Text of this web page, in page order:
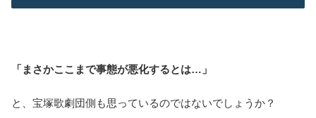
「まさかここまで事態が悪化するとは…」
と、宝塚歌劇団側も思っているのではないでしょうか？